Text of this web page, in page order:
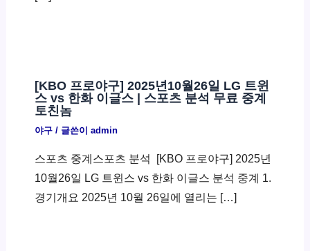
[KBO 프로야구] 2025년10월26일 LG 트윈
스 vs 한화 이글스 | 스포츠 분석 무료 중계
토친놈
야구/ 글쓴이 admin
스포츠 중계스포츠 분석 ​ [KBO 프로야구] 2025년
10월26일 LG 트윈스 vs 한화 이글스 분석 중계 1.
경기개요 2025년 10월 26일에 열리는 […]